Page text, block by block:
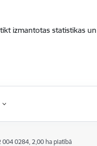
izmantotas statistikas
0284, 2,00 ha platībā